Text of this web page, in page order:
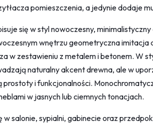
pomieszczenia, a jedynie dodaje
się w styl nowoczesny,
wnętrzu geometryczna imitacja
w zestawieniu z metalem i betonem. W
naturalny akcent drewna, ale w
prostoty i funkcjonalności.
w jasnych lub ciemnych tonacjach.
w salonie, sypialni, gabinecie oraz